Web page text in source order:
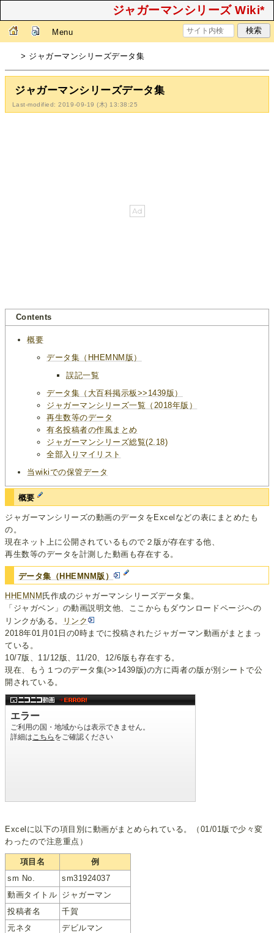
ジャガーマンシリーズ Wiki*
Menu
> ジャガーマンシリーズデータ集
ジャガーマンシリーズデータ集
Last-modified: 2019-09-19 (木) 13:38:25
Contents
概要
データ集（HHEMNM版）
誤記一覧
データ集（大百科掲示板>>1439版）
ジャガーマンシリーズ一覧（2018年版）
再生数等のデータ
有名投稿者の作風まとめ
ジャガーマンシリーズ総覧(2.18)
全部入りマイリスト
当wikiでの保管データ
概要
ジャガーマンシリーズの動画のデータをExcelなどの表にまとめたも
の。
現在ネット上に公開されているもので２版が存在する他、
再生数等のデータを計測した動画も存在する。
データ集（HHEMNM版）
HHEMNM氏作成のジャガーマンシリーズデータ集。
「ジャガベン」の動画説明文他、ここからもダウンロードページへの
リンクがある。
リンク
2018年01月01日の0時までに投稿されたジャガーマン動画がまとまっ
ている。
10/7版、11/12版、11/20、12/6版も存在する。
現在、もう１つのデータ集(>>1439版)の方に両者の版が別シートで公
開されている。
Excelに以下の項目別に動画がまとめられている。（01/01版で少々変
わったので注意重点）
項目名
例
sm No.
sm31924037
動画タイトル ジャガーマン
投稿者名
千賀
元ネタ
デビルマン